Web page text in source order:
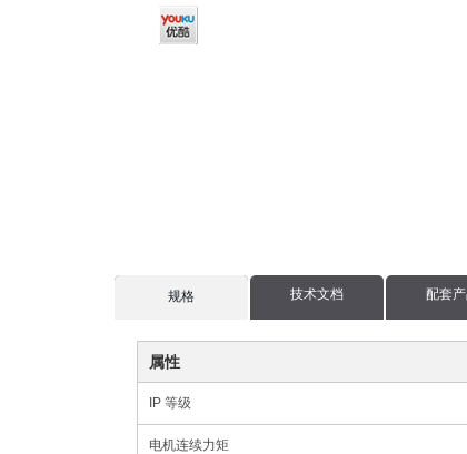
current
规格 技术文档 配套
属性
IP 等级
电机连续力矩